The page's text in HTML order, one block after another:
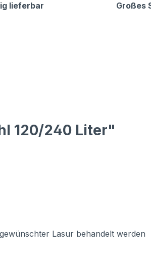
lieferbar Großes
120/240 Liter"
Lasur behandelt werden